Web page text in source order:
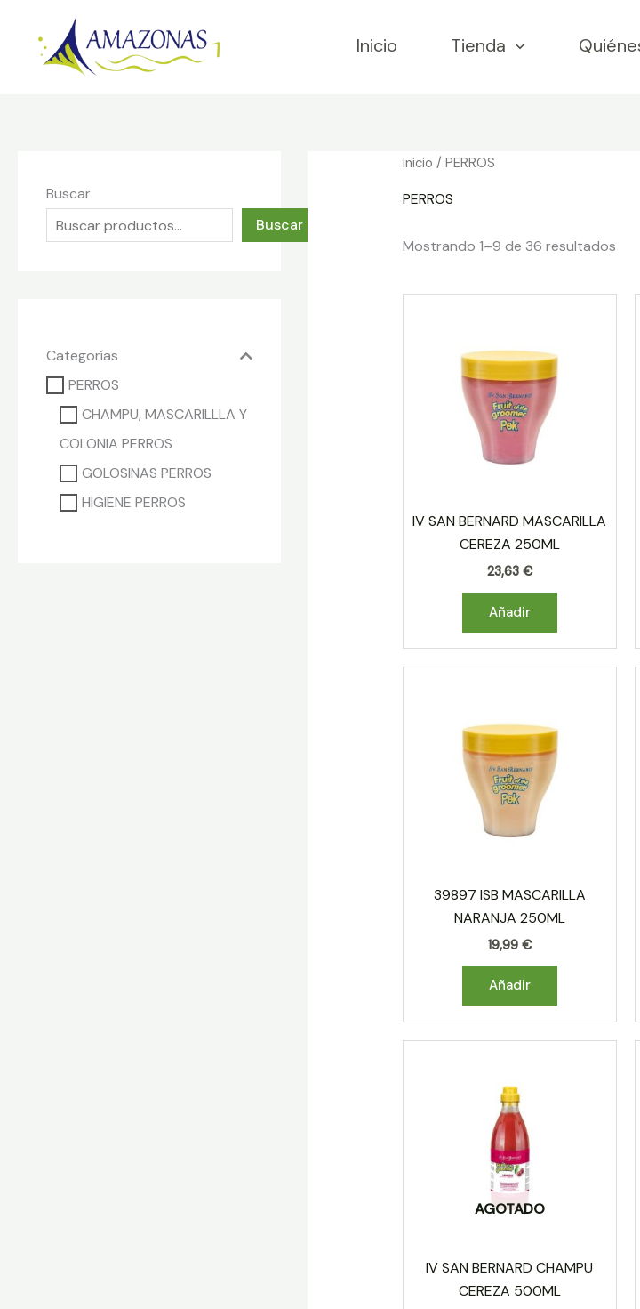
contenido
Inicio Tienda
Buscar
Buscar
Categorías
PERROS
CHAMPU, MASCARILLLA Y
COLONIA PERROS
GOLOSINAS PERROS
HIGIENE PERROS
Inicio / PERROS
PERROS
Mostrando 1–9 de 36 resultados
IV SAN BERNARD MASCARILLA
CEREZA 250ML
23,63 €
Añadir
39897 ISB MASCARILLA
NARANJA 250ML
19,99 €
Añadir
AGOTADO
IV SAN BERNARD CHAMPU
CEREZA 500ML